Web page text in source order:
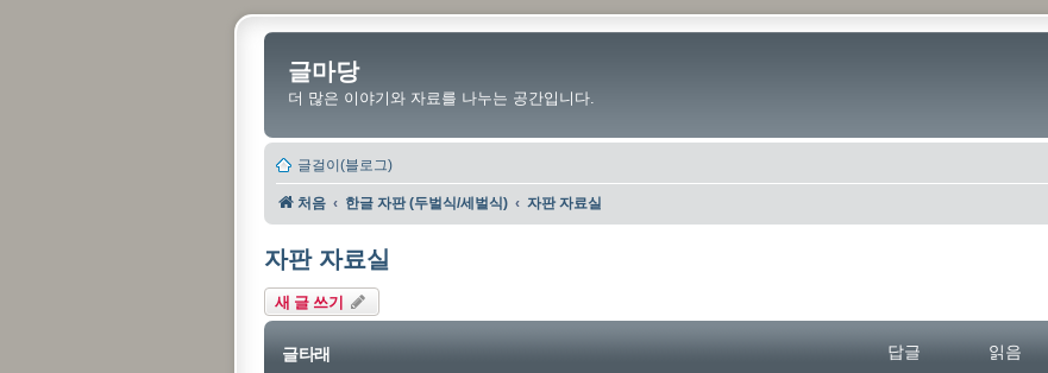
글마당
더 많은 이야기와 자료를 나누는 공간입니다.
글걸이(블로그)
처음 한글 자판 (두벌식/세벌식) 자판 자료실
자판 자료실
새 글 쓰기
글타래 답글 읽음